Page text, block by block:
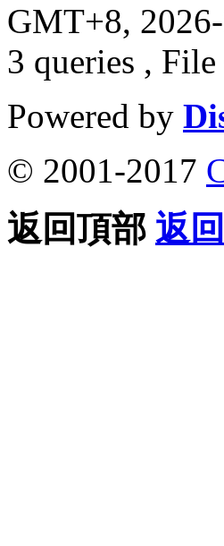
GMT+8,
3 queries , File
Powered by
© 2001-2017
返回頂部 返